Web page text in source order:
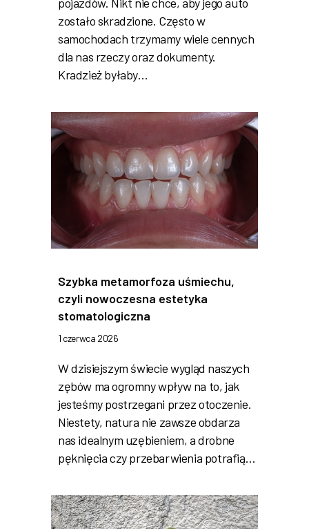
zostało skradzione. Często w
samochodach trzymamy wiele cennych
dla nas rzeczy oraz dokumenty.
Kradzież byłaby…
Szybka metamorfoza uśmiechu,
czyli nowoczesna estetyka
stomatologiczna
1 czerwca 2026
W dzisiejszym świecie wygląd naszych
zębów ma ogromny wpływ na to, jak
jesteśmy postrzegani przez otoczenie.
Niestety, natura nie zawsze obdarza
nas idealnym uzębieniem, a drobne
pęknięcia czy przebarwienia potrafią…